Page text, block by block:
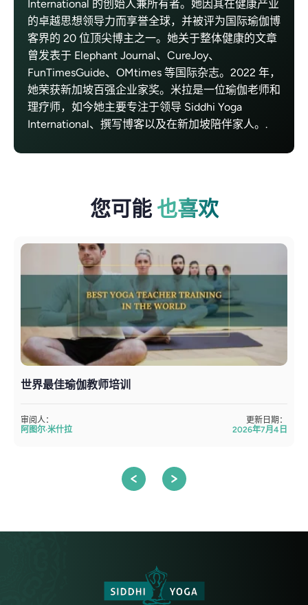
International 的创始人兼所有者。她因其在健康产业
的卓越思想领导力而享誉全球，并被评为国际瑜伽博
客界的 20 位顶尖博主之一。她关于整体健康的文章
曾发表于 Elephant Journal、CureJoy、
FunTimesGuide、OMtimes 等国际杂志。2022 年，
她荣获新加坡百强企业家奖。米拉是一位瑜伽老师和
理疗师，如今她主要专注于领导 Siddhi Yoga
International、撰写博客以及在新加坡陪伴家人。.
您可能 也喜欢
世界最佳瑜伽教师培训
审阅人：
阿图尔·米什拉
更新日期：
2026年7月4日